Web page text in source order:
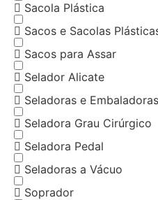
Sacola Plástica
Sacos e Sacolas
Sacos para Assar
Selador Alicate
Seladoras e Embaladoras
Seladora Grau Cirúrgico
Seladora Pedal
Seladoras a Vácuo
Soprador